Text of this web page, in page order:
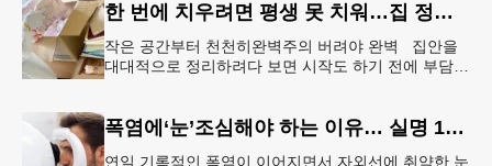
한 번에 치우려면 평생 못 치워…집 정리 트렌드 ‘소프트 정리’
작은 공간부터 천천히완벽주의 버려야 완벽 집안을
대대적으로 정리하려다 보면 시작도 하기 전에 부담을
폭염에‘눈’조심해야 하는 이유… 실명 1위 질환 위험↑
연일 기록적인 폭염이 이어지면서 자외선에 취약한 눈